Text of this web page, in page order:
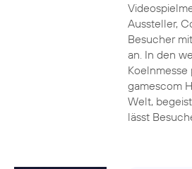
Aussteller,
Besucher
an. In den
Koelnmesse
gamescom
Welt,
lässt